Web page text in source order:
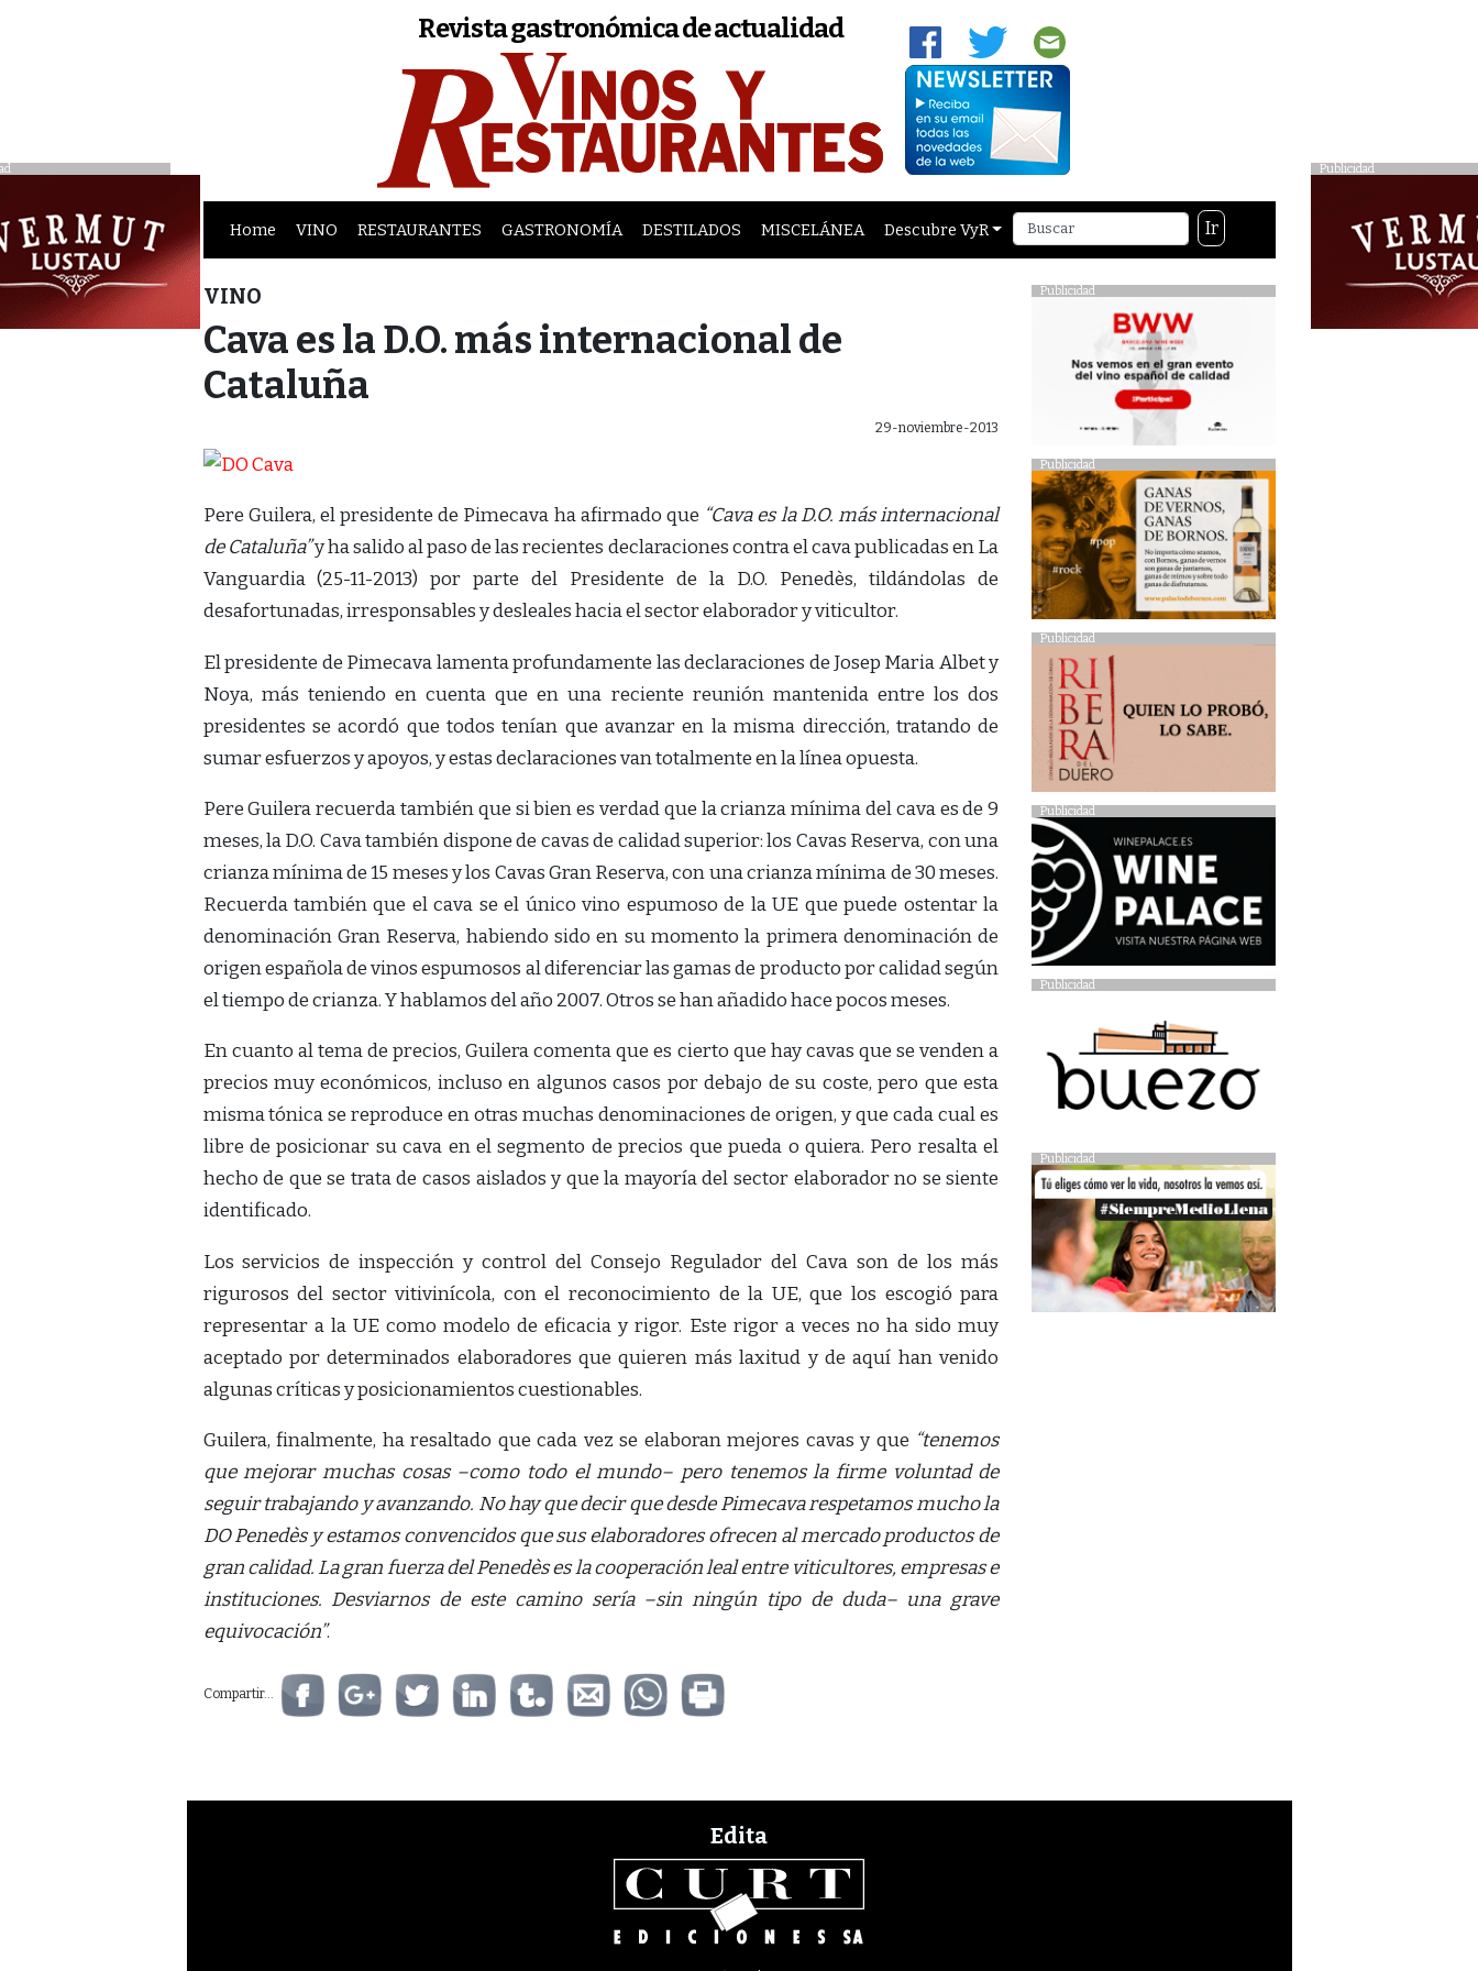
Publicidad
Revista gastronómica de actualidad
Home VINO RESTAURANTES GASTRONOMÍA DESTILADOS MISCELÁNEA Descubre VyR Ir
VINO
Cava es la D.O. más internacional de
Cataluña
29-noviembre-2013
Pere Guilera, el presidente de Pimecava ha afirmado que “Cava es la D.O. más internacional
de Cataluña”y ha salido al paso de las recientes declaraciones contra el cava publicadas en La
Vanguardia (25-11-2013) por parte del Presidente de la D.O. Penedès, tildándolas de
desafortunadas, irresponsables y desleales hacia el sector elaborador y viticultor.
El presidente de Pimecava lamenta profundamente las declaraciones de Josep Maria Albet y
Noya, más teniendo en cuenta que en una reciente reunión mantenida entre los dos
presidentes se acordó que todos tenían que avanzar en la misma dirección, tratando de
sumar esfuerzos y apoyos, y estas declaraciones van totalmente en la línea opuesta.
Pere Guilera recuerda también que si bien es verdad que la crianza mínima del cava es de 9
meses, la D.O. Cava también dispone de cavas de calidad superior: los Cavas Reserva, con una
crianza mínima de 15 meses y los Cavas Gran Reserva, con una crianza mínima de 30 meses.
Recuerda también que el cava se el único vino espumoso de la UE que puede ostentar la
denominación Gran Reserva, habiendo sido en su momento la primera denominación de
origen española de vinos espumosos al diferenciar las gamas de producto por calidad según
el tiempo de crianza. Y hablamos del año 2007. Otros se han añadido hace pocos meses.
En cuanto al tema de precios, Guilera comenta que es cierto que hay cavas que se venden a
precios muy económicos, incluso en algunos casos por debajo de su coste, pero que esta
misma tónica se reproduce en otras muchas denominaciones de origen, y que cada cual es
libre de posicionar su cava en el segmento de precios que pueda o quiera. Pero resalta el
hecho de que se trata de casos aislados y que la mayoría del sector elaborador no se siente
identificado.
Los servicios de inspección y control del Consejo Regulador del Cava son de los más
rigurosos del sector vitivinícola, con el reconocimiento de la UE, que los escogió para
representar a la UE como modelo de eficacia y rigor. Este rigor a veces no ha sido muy
aceptado por determinados elaboradores que quieren más laxitud y de aquí han venido
algunas críticas y posicionamientos cuestionables.
Guilera, finalmente, ha resaltado que cada vez se elaboran mejores cavas y que “tenemos
que mejorar muchas cosas –como todo el mundo– pero tenemos la firme voluntad de
seguir trabajando y avanzando. No hay que decir que desde Pimecava respetamos mucho la
DO Penedès y estamos convencidos que sus elaboradores ofrecen al mercado productos de
gran calidad. La gran fuerza del Penedès es la cooperación leal entre viticultores, empresas e
instituciones. Desviarnos de este camino sería –sin ningún tipo de duda– una grave
equivocación”.
Compartir...
Publicidad
Publicidad
Publicidad
Publicidad
Publicidad
Publicidad
Edita